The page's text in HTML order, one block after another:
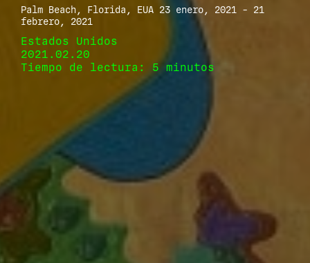
Palm Beach, Florida, EUA 23 enero, 2021 - 21
febrero, 2021
Estados Unidos
2021.02.20
Tiempo de lectura: 5 minutos